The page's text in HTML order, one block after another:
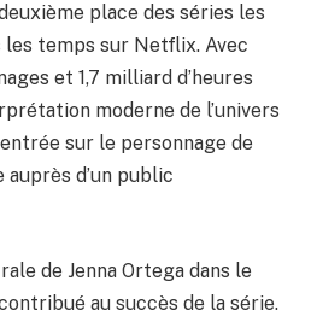
place des séries les
temps sur Netflix. Avec
et 1,7 milliard d’heures
moderne de l’univers
sur le personnage de
d’un public
de Jenna Ortega dans le
au succès de la série.